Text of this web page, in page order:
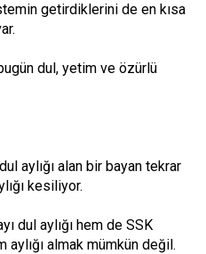
getirdiklerini de en kısa
dul, yetim ve özürlü
aylığı alan bir bayan tekrar
kesiliyor.
dul aylığı hem de SSK
almak mümkün değil.